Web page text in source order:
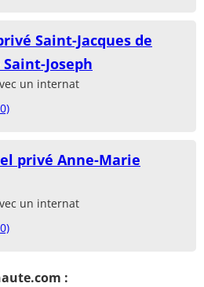
Saint-Jacques de
Joseph
un internat
privé Anne-Marie
un internat
: